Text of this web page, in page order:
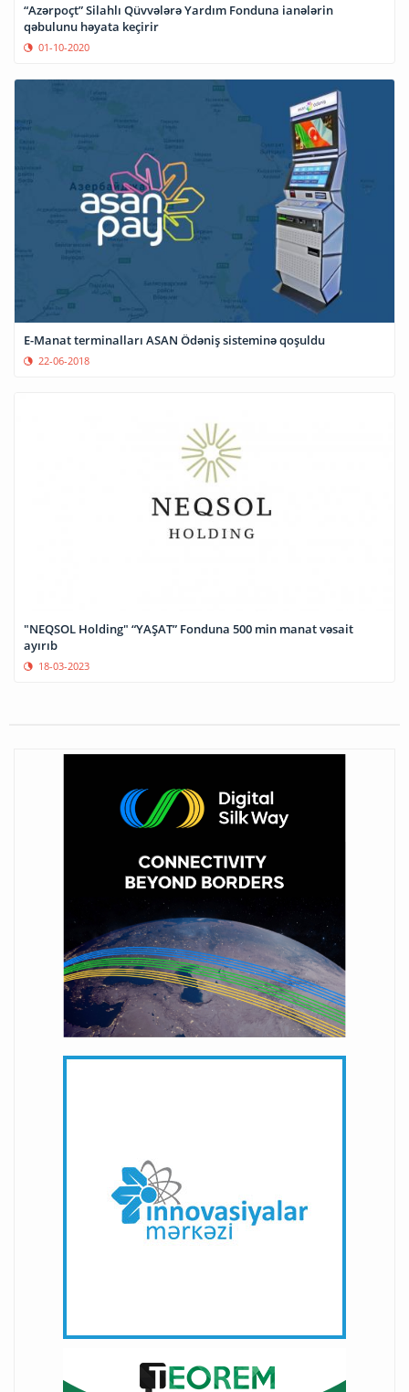
“Azərpoçt” Silahlı Qüvvələrə Yardım Fonduna ianələrin
qəbulunu həyata keçirir
01-10-2020
E-Manat terminalları ASAN Ödəniş sisteminə qoşuldu
22-06-2018
"NEQSOL Holding" “YAŞAT” Fonduna 500 min manat vəsait
ayırıb
18-03-2023